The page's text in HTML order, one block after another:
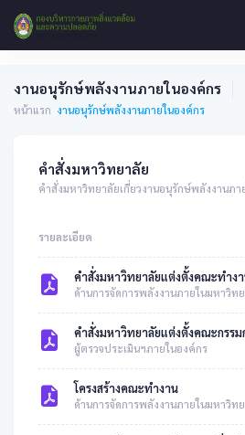
งานอนุรักษ์พลังงานภายในองค์กร
หน้าแรก งานอนุรักษ์พลังงานภายในองค์กร
คำสั่งมหาวิทยาลัย
คำสั่งมหาวิทยาลัยเกี่ยวงานอนุรักษ์พลังงานภา
รายละเอียด
คำสั่งมหาวิทยาลัยแต่งตั้งคณะทำง
ด้านการจัดการพลังงานภายในมหาวิท
คำสั่งมหาวิทยาลัยแต่งตั้งคณะกรรม
ผู้ตรวจประเมินฯภายในองค์กร
โครงสร้างคณะทำงาน
ด้านการจัดการพลังงานภายในมหาวิท